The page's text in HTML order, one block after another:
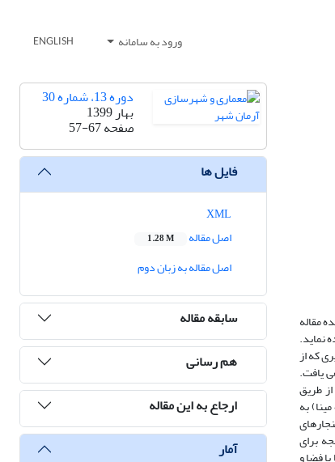
ورود به سامانه ENGLISH
مقاله
نماید.
که از
یافت.
از طریق
(خشت و آینه و دایره مینا) به
برای
دوره 13، شماره 30
بهار 1399
صفحه57-67
فایل ها
اصل مقاله
1.28 M
اصل مقاله به زبان دوم
سابقه مقاله
هم رسانی
ارجاع به این مقاله
آمار